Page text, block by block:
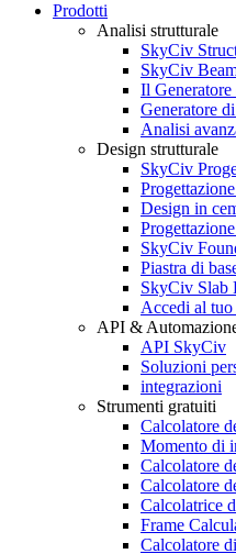
Prodotti
Analisi strutturale
SkyCiv
SkyCiv
Il
Generatore
Analisi
Design strutturale
SkyCiv
Design in
SkyCiv
Piastra di
SkyCiv Slab
Accedi al tuo
API &
API SkyCiv
Soluzioni
integrazioni
Strumenti gratuiti
Calcolatore
Momento di
Calcolatore
Calcolatore
Calcolatrice
Frame
Calcolatore